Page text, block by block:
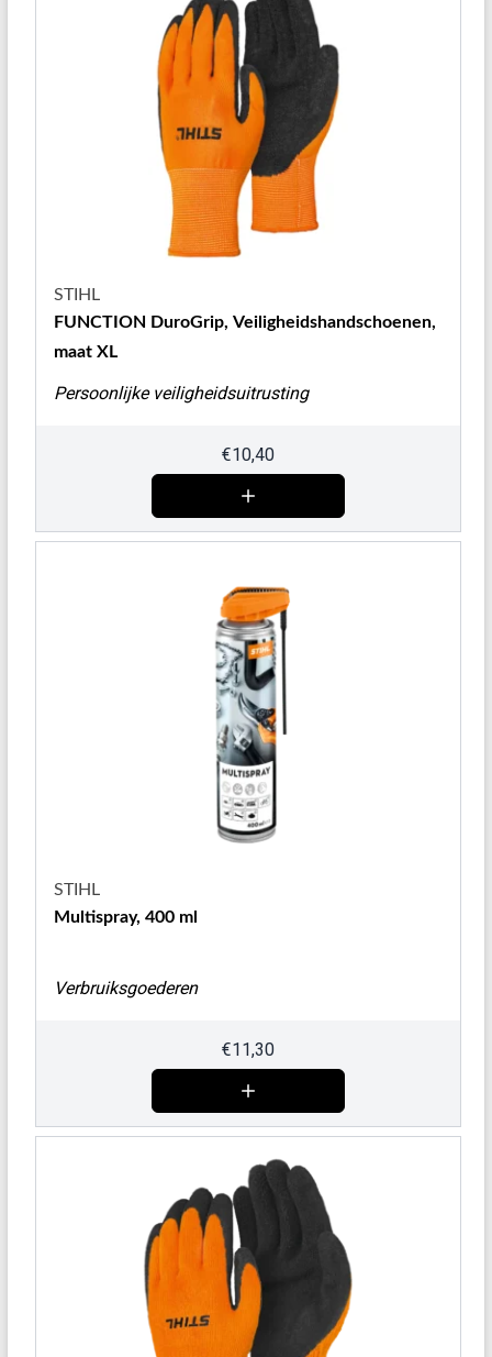
STIHL
FUNCTION DuroGrip, Veiligheidshandschoenen,
maat XL
Persoonlijke veiligheidsuitrusting
€10,40
STIHL
Multispray, 400 ml
Verbruiksgoederen
€11,30